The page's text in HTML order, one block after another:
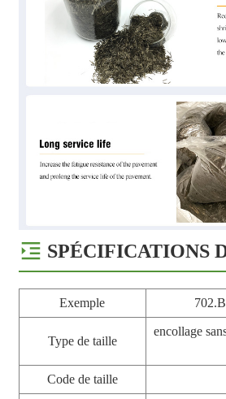
SPÉCIFICATIONS
Exemple
Type de taille
encollage
Code de taille